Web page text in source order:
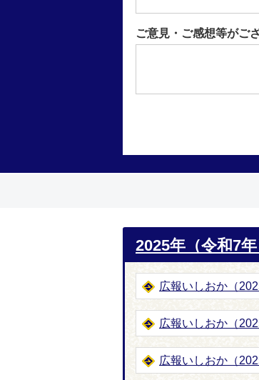
ご意見・ご感想等がご
2025年（令和7年
広報いしおか（
広報いしおか（
広報いしおか（